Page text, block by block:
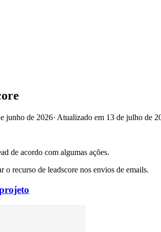
junho de 2026· Atualizado em 13 de julho de
de acordo com algumas ações.
recurso de leadscore nos envios de emails.